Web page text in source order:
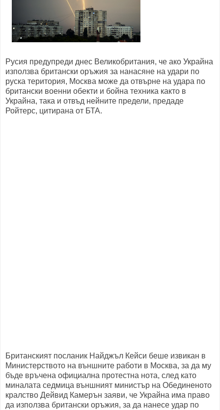
Русия предупреди днес Великобритания, че ако Украйна
използва британски оръжия за нанасяне на удари по
руска територия, Москва може да отвърне на удара по
британски военни обекти и бойна техника както в
Украйна, така и отвъд нейните предели, предаде
Ройтерс, цитирана от БТА.
Британският посланик Найджъл Кейси беше извикан в
Министерството на външните работи в Москва, за да му
бъде връчена официална протестна нота, след като
миналата седмица външният министър на Обединеното
кралство Дейвид Камерън заяви, че Украйна има право
да използва британски оръжия, за да нанесе удар по